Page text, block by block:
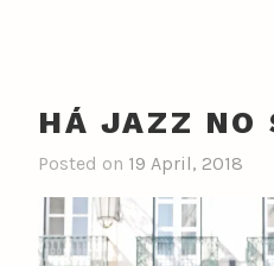
HÁ JAZZ NO
Posted on 19 April, 2018